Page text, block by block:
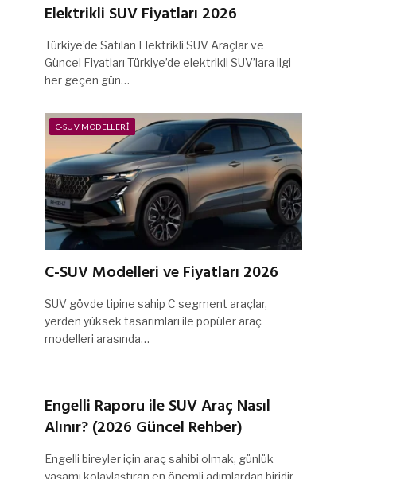
Elektrikli SUV Fiyatları 2026
Türkiye’de Satılan Elektrikli SUV Araçlar ve
Güncel Fiyatları Türkiye’de elektrikli SUV’lara ilgi
her geçen gün…
C-SUV MODELLERI
C-SUV Modelleri ve Fiyatları 2026
SUV gövde tipine sahip C segment araçlar,
yerden yüksek tasarımları ile popüler araç
modelleri arasında…
Engelli Raporu ile SUV Araç Nasıl
Alınır? (2026 Güncel Rehber)
Engelli bireyler için araç sahibi olmak, günlük
yaşamı kolaylaştıran en önemli adımlardan biridir.